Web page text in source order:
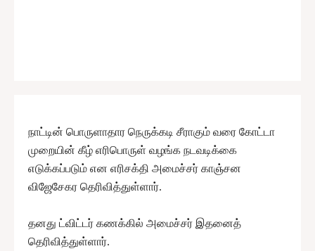
நாட்டின் பொருளாதார நெருக்கடி சீராகும் வரை கோட்டா
முறையின் கீழ் எரிபொருள் வழங்க நடவடிக்கை
எடுக்கப்படும் என எரிசக்தி அமைச்சர் காஞ்சன
விஜேசேகர தெரிவித்துள்ளார்.
தனது ட்விட்டர் கணக்கில் அமைச்சர் இதனைத்
தெரிவித்துள்ளார்.